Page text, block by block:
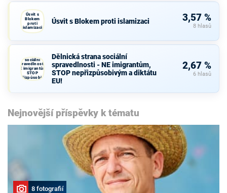
Úsvit s
Blokem
proti
islamizaci
Úsvit s Blokem proti islamizaci 3,57 %
8 hlasů
sociální
spravedlnosti -
NE imigrantům,
STOP
nepřizpůsobivým
a diktátu EU!
Dělnická strana sociální
spravedlnosti - NE imigrantům,
STOP nepřizpůsobivým a diktátu
EU!
2,67 %
6 hlasů
Nejnovější příspěvky k tématu
8 fotografií